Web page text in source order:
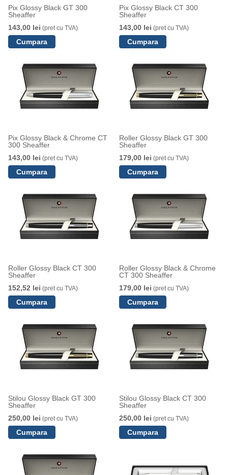
Pix Glossy Black GT 300
Sheaffer
143,00 lei (pret cu TVA)
Pix Glossy Black CT 300
Sheaffer
143,00 lei (pret cu TVA)
Pix Glossy Black & Chrome CT
300 Sheaffer
143,00 lei (pret cu TVA)
Roller Glossy Black GT 300
Sheaffer
179,00 lei (pret cu TVA)
Roller Glossy Black CT 300
Sheaffer
152,52 lei (pret cu TVA)
Roller Glossy Black & Chrome
CT 300 Sheaffer
179,00 lei (pret cu TVA)
Stilou Glossy Black GT 300
Sheaffer
250,00 lei (pret cu TVA)
Stilou Glossy Black CT 300
Sheaffer
250,00 lei (pret cu TVA)